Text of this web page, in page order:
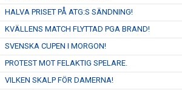
HALVA PRISET PÅ ATG:S SÄNDNING!
KVÄLLENS MATCH FLYTTAD PGA BRAND!
SVENSKA CUPEN I MORGON!
PROTEST MOT FELAKTIG SPELARE.
VILKEN SKALP FÖR DAMERNA!